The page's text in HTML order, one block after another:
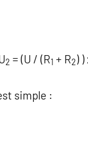
2 = (U / (R1 + R2) )
simple :